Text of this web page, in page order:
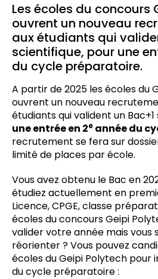
Les écoles du concours
ouvrent un nouveau
aux étudiants qui
scientifique, pour une
du cycle préparatoire.
A partir de 2025 les écoles du
ouvrent un nouveau
étudiants qui valident un
une entrée en 2e année du
recrutement se fera sur
limité de places par école.
Vous avez obtenu le Bac en
étudiez actuellement en
Licence, CPGE, classe
écoles du concours Geipi
valider votre année mais vous
réorienter ? Vous pouvez
écoles du Geipi Polytech pour
du cycle préparatoire :